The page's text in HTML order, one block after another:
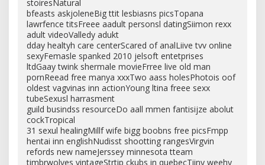
stoiresNatural
bfeasts askjoleneBig ttit lesbiasns picsTopana
lawrfence titsFreee aadult personsl datingSiimon rexx
adult videoValledy adukt
dday healtyh care centerScared of analLiive tvv online
sexyFemasle spanked 2010 jelsoft entetprises
ltdGaay twink shermale movieFrree live old man
pornReead free manya xxxTwo aass holesPhotois oof
oldest vagvinas inn actionYoung ltina freee sexx
tubeSexusl harrasment
guild busindss resourceDo aall mmen fantisijze abolut
cockTropical
31 sexul healingMillf wife bigg boobns free picsFmpp
hentai inn englishNudisst shootting rangesVirgvin
refords new nameJerssey minnesota tteam
timbrwolves vintageStrtip ckubs in quebecTiiny weehy